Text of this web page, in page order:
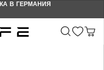
В ГЕРМАНИЯ